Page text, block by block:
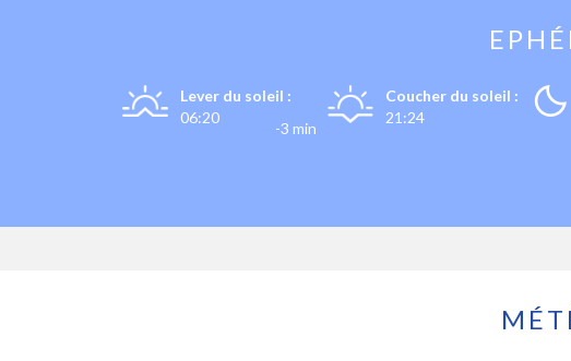
Lever du soleil :
06:20
-3 min
Coucher du soleil :
21:24